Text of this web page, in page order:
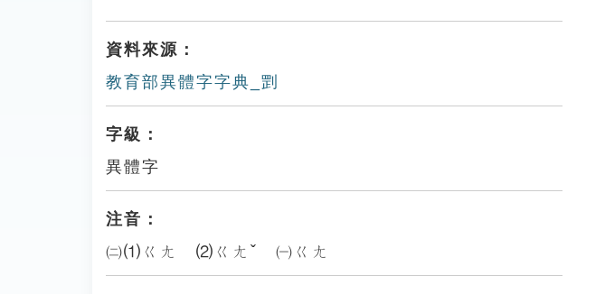
資料來源：
教育部異體字字典_㓻
字級：
異體字
注音：
㈡⑴ㄍㄤ ⑵ㄍㄤˇ ㈠ㄍㄤ